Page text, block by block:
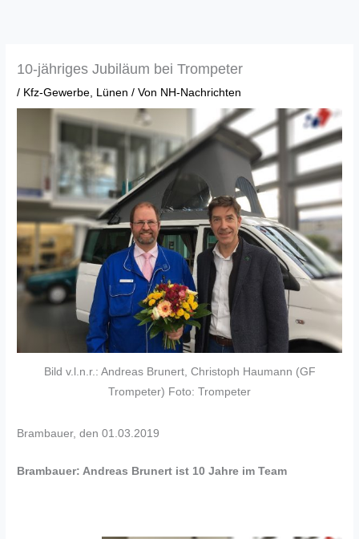
10-jähriges Jubiläum bei Trompeter
/ Kfz-Gewerbe, Lünen / Von NH-Nachrichten
Bild v.l.n.r.: Andreas Brunert, Christoph Haumann (GF
Trompeter) Foto: Trompeter
Brambauer, den 01.03.2019
Brambauer: Andreas Brunert ist 10 Jahre im Team